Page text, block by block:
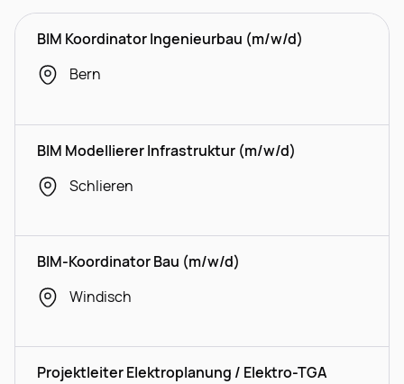
BIM Koordinator Ingenieurbau (m/w/d)
Bern
BIM Modellierer Infrastruktur (m/w/d)
Schlieren
BIM-Koordinator Bau (m/w/d)
Windisch
Projektleiter Elektroplanung / Elektro-TGA